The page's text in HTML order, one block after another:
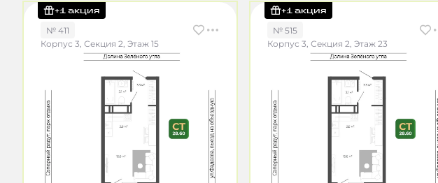
+1 акция
№ 411
Корпус 3, Секция 2, Этаж 15
+1 акция
№ 515
Корпус 3, Секция 2, Этаж 23